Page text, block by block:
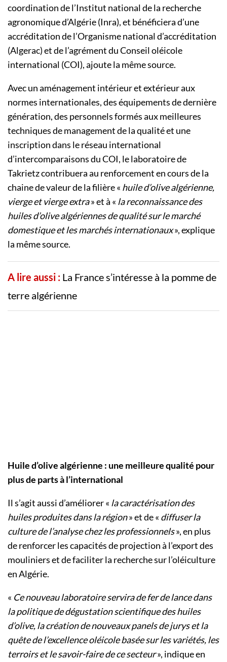
coordination de l’Institut national de la recherche
agronomique d’Algérie (Inra), et bénéficiera d’une
accréditation de l’Organisme national d’accréditation
(Algerac) et de l’agrément du Conseil oléicole
international (COI), ajoute la même source.
Avec un aménagement intérieur et extérieur aux
normes internationales, des équipements de dernière
génération, des personnels formés aux meilleures
techniques de management de la qualité et une
inscription dans le réseau international
d’intercomparaisons du COI, le laboratoire de
Takrietz contribuera au renforcement en cours de la
chaine de valeur de la filière « huile d’olive algérienne,
vierge et vierge extra» et à « la reconnaissance des
huiles d’olive algériennes de qualité sur le marché
domestique et les marchés internationaux», explique
la même source.
A lire aussi : La France s’intéresse à la pomme de
terre algérienne
Huile d’olive algérienne : une meilleure qualité pour
plus de parts à l’international
Il s’agit aussi d’améliorer « la caractérisation des
huiles produites dans la région» et de « diffuser la
culture de l’analyse chez les professionnels», en plus
de renforcer les capacités de projection à l’export des
mouliniers et de faciliter la recherche sur l’oléiculture
en Algérie.
« Ce nouveau laboratoire servira de fer de lance dans
la politique de dégustation scientifique des huiles
d’olive, la création de nouveaux panels de jurys et la
quête de l’excellence oléicole basée sur les variétés, les
terroirs et le savoir-faire de ce secteur», indique en